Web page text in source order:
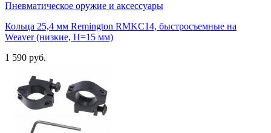
Пневматическое оружие и аксессуары
Кольца 25,4 мм Remington RMKC14, быстросъемные на
Weaver (низкие, H=15 мм)
1 590 руб.